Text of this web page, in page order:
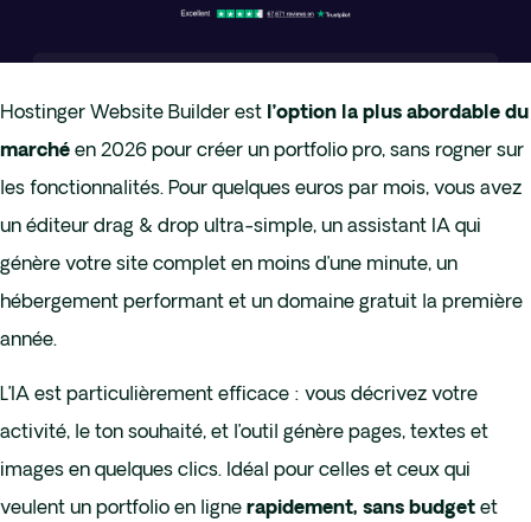
Hostinger Website Builder est l’option la plus abordable du
marché en 2026 pour créer un portfolio pro, sans rogner sur
les fonctionnalités. Pour quelques euros par mois, vous avez
un éditeur drag & drop ultra-simple, un assistant IA qui
génère votre site complet en moins d’une minute, un
hébergement performant et un domaine gratuit la première
année.
L’IA est particulièrement efficace : vous décrivez votre
activité, le ton souhaité, et l’outil génère pages, textes et
images en quelques clics. Idéal pour celles et ceux qui
veulent un portfolio en ligne rapidement, sans budget et